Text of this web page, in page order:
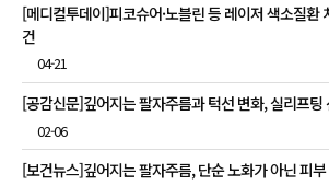
[메디컬투데이]피코슈어·노블린 등 레이저 색소질환
건
04-21
[공감신문]깊어지는 팔자주름과 턱선 변화, 실리프팅
02-06
[보건뉴스]깊어지는 팔자주름, 단순 노화가 아닌 피